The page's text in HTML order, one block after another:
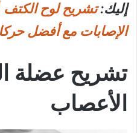
إليك:تشريح لوح الكتف
الإصابات مع أفضل
تشريح عضلة
الأعصاب